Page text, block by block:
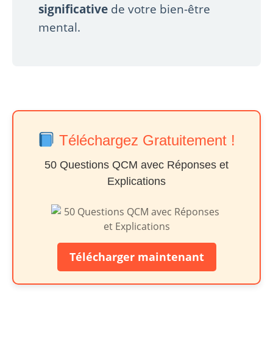
significative de votre bien-être
mental.
Téléchargez Gratuitement !
50 Questions QCM avec Réponses et
Explications
Télécharger maintenant